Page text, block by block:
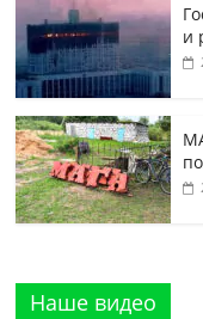
и
Наше видео